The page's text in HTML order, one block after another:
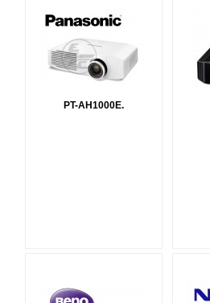
PT-AH1000E.